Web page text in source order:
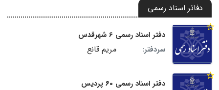
دفاتر اسناد رسمی
دفتر اسناد رسمی 6 شهرقدس
سردفتر:
مریم قانع
دفتر اسناد رسمی 60 پردیس